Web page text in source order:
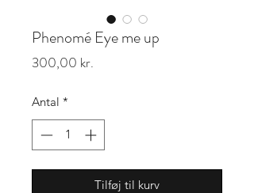
Phenomé Eye me up
300,00 kr.
Antal *
Tilføj til kurv